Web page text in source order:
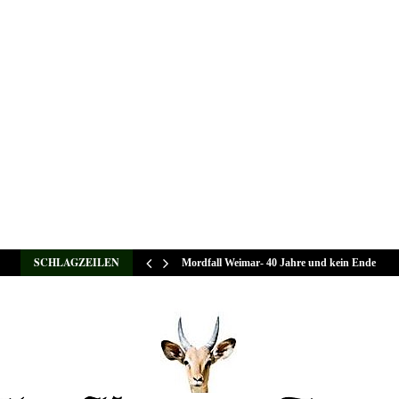
SCHLAGZEILEN Mordfall Weimar- 40 Jahre und kein Ende